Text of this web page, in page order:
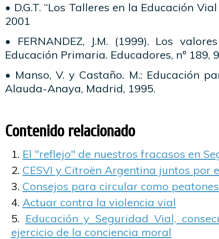
• D.G.T. “Los Talleres en la Educación
2001
• FERNANDEZ, J.M. (1999). Los
Educación Primaria. Educadores, nº 189,
• Manso, V. y Castaño. M.: Educación
Alauda-Anaya, Madrid, 1995.
Contenido relacionado
El "reflejo" de nuestros fracasos en
CESVI y Citroën Argentina juntos por
Consejos para circular como
Actuar contra la violencia vial
Educación y Seguridad Vial,
ejercicio de la conciencia moral